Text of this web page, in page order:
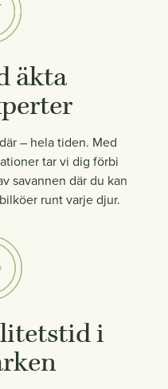
äkta
– hela tiden. Med
tar vi dig förbi
savannen där du kan
runt varje djur.
i